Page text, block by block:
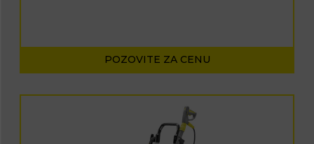
POZOVITE ZA CENU